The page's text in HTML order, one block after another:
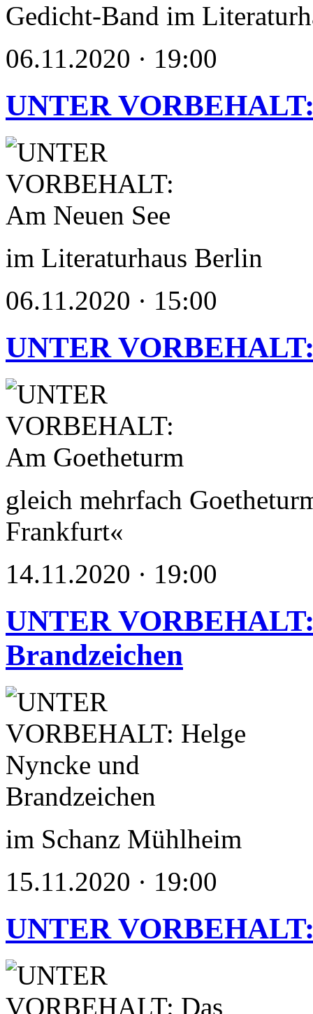
Gedicht-Band im
06.11.2020 · 19:00
UNTER VORBEHALT:
im Literaturhaus Berlin
06.11.2020 · 15:00
UNTER
gleich mehrfach
Frankfurt«
14.11.2020 · 19:00
UNTER
Brandzeichen
im Schanz Mühlheim
15.11.2020 · 19:00
UNTER VORBEHALT: